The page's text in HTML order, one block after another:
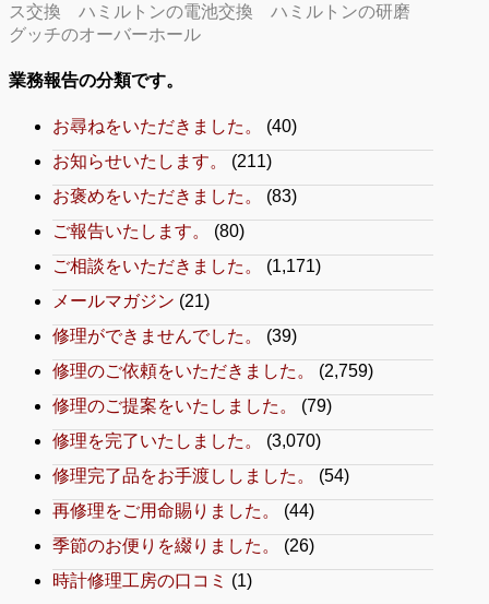
ス交換
ハミルトンの電池交換
ハミルトンの研磨
グッチのオーバーホール
業務報告の分類です。
お尋ねをいただきました。
(40)
お知らせいたします。
(211)
お褒めをいただきました。
(83)
ご報告いたします。
(80)
ご相談をいただきました。
(1,171)
メールマガジン (21)
修理ができませんでした。
(39)
修理のご依頼をいただきました。
(2,759)
修理のご提案をいたしました。
(79)
修理を完了いたしました。
(3,070)
修理完了品をお手渡ししました。
(54)
再修理をご用命賜りました。
(44)
季節のお便りを綴りました。
(26)
時計修理工房の口コミ (1)